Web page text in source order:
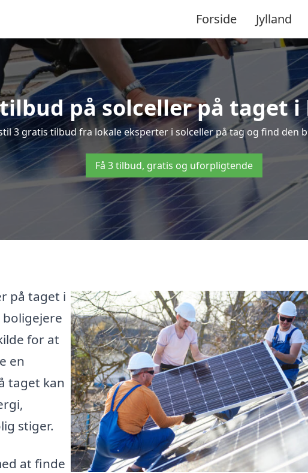
Forside Jylland
tilbud på solceller på taget i
3 gratis tilbud fra lokale eksperter i solceller på tag og find den
Få 3 tilbud, gratis og uforpligtende
på taget i
boligejere
for at
en
taget kan
stiger.
at finde